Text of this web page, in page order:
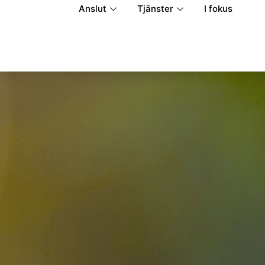
Anslut Tjänster I fokus